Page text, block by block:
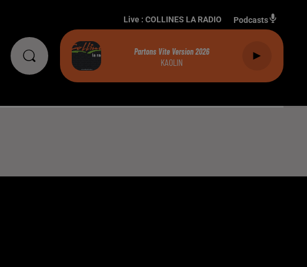
Live : COLLINES LA RADIO Podcasts
Partons Vite Version 2026
KAOLIN